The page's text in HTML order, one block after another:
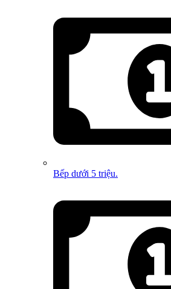
Bếp dưới 5 triệu.